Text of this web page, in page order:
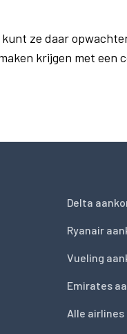
ze daar
krijgen met een
Delta
Ryanair
Vueling
Emirates
Alle airlines